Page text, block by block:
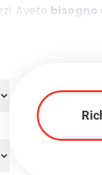
Avete bisogno